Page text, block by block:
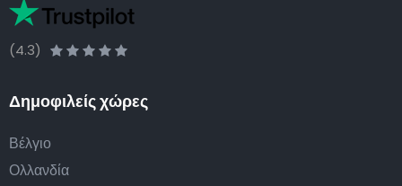
(4.3)
Δημοφιλείς χώρες
Βέλγιο
Ολλανδία